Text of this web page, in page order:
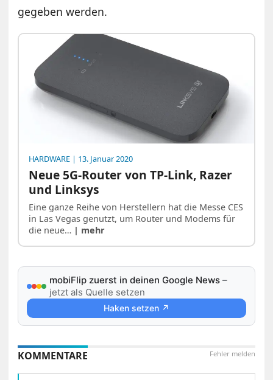
gegeben werden.
HARDWARE | 13. Januar 2020
Neue 5G-Router von TP-Link, Razer
und Linksys
Eine ganze Reihe von Herstellern hat die Messe CES
in Las Vegas genutzt, um Router und Modems für
die neue… | mehr
mobiFlip zuerst in deinen Google News –
jetzt als Quelle setzen
Haken setzen ↗
Fehler melden
KOMMENTARE